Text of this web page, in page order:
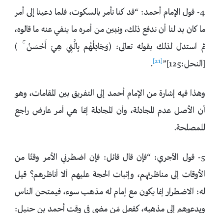
4- قول الإمام أحمد: “قد كنا نأمر بالسكوت، فلما دعينا إلى أمر
ما كان بد لنا أن ندفع ذلك، ونبين من أمره ما ينفي عنه ما قالوه،
ثم استدل لذلك بقوله تعالى: ﴿وَجَادِلْهُم بِالَّتِي هِيَ أَحْسَنُ ۚ ﴾
[النحل:125]”
[21]
.
وهذا فيه إشارة من الإمام أحمد إلى التفريق بين المقامات، وهو
أن الأصل عدم المجادلة، وأن المجادلة إنما هي أمر عارض راجع
للمصلحة.
5- قول الآجري: “فإن قال قائل: فإن اضطرني الأمر وقتًا من
الأوقات إلى مناظرتهم، وإثبات الحجة عليهم ألا أناظرهم؟ قيل
له: الاضطرار إنما يكون مع إمام له مذهب سوء، فيمتحن الناس
ويدعوهم إلى مذهبه، كفعل مَن مضى في وقت أحمد بن حنبل: